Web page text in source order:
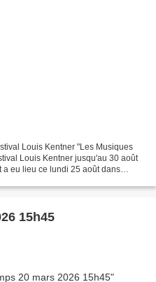
Louis Kentner "Les Musiques
Louis Kentner jusqu'au 30 août
a eu lieu ce lundi 25 août dans
15h45